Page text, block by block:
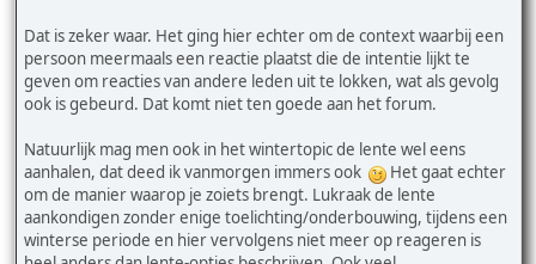
Dat is zeker waar. Het ging hier echter om de context waarbij een
persoon meermaals een reactie plaatst die de intentie lijkt te
geven om reacties van andere leden uit te lokken, wat als gevolg
ook is gebeurd. Dat komt niet ten goede aan het forum.
Natuurlijk mag men ook in het wintertopic de lente wel eens
aanhalen, dat deed ik vanmorgen immers ook
Het gaat echter
om de manier waarop je zoiets brengt. Lukraak de lente
aankondigen zonder enige toelichting/onderbouwing, tijdens een
winterse periode en hier vervolgens niet meer op reageren is